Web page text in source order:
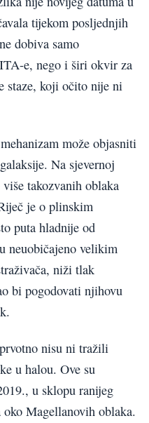
tijekom posljednjih
dobiva samo
e, nego i širi okvir za
staze, koji očito nije ni
može objasniti
Na sjevernoj
takozvanih oblaka
je o plinskim
puta hladnije od
neuobičajeno velikim
niži tlak
bi pogodovati njihovu
nisu ni tražili
u halou. Ove su
u sklopu ranijeg
Magellanovih oblaka.